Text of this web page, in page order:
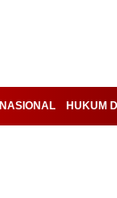
NASIONAL HUKUM